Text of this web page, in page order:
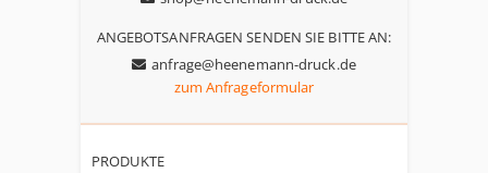
ANGEBOTSANFRAGEN SENDEN SIE BITTE AN:
anfrage@heenemann-druck.de
zum Anfrageformular
PRODUKTE